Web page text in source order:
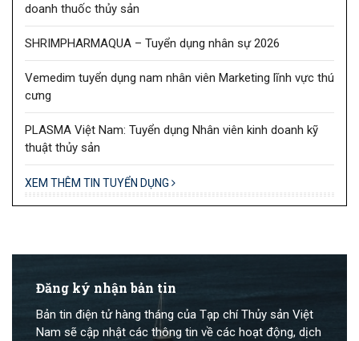
doanh thuốc thủy sản
SHRIMPHARMAQUA – Tuyển dụng nhân sự 2026
Vemedim tuyển dụng nam nhân viên Marketing lĩnh vực thú
cưng
PLASMA Việt Nam: Tuyển dụng Nhân viên kinh doanh kỹ
thuật thủy sản
XEM THÊM TIN TUYỂN DỤNG
Đăng ký nhận bản tin
Bản tin điện tử hàng tháng của Tạp chí Thủy sản Việt
Nam sẽ cập nhật các thông tin về các hoạt động, dịch